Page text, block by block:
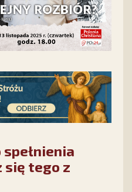
spełnienia
się tego z